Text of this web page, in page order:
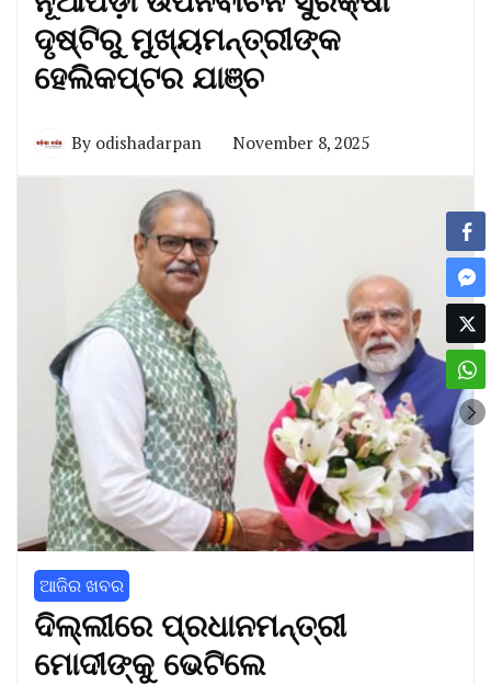
ଦୃଷ୍ଟିରୁ ମୁଖ୍ୟମନ୍ତ୍ରୀଙ୍କ
ହେଲିକପ୍ଟର ଯାଞ୍ଚ
By odishadarpan November 8, 2025
ଆଜିର ଖବର
ଦିଲ୍ଲୀରେ ପ୍ରଧାନମନ୍ତ୍ରୀ
ମୋଦୀଙ୍କୁ ଭେଟିଲେ